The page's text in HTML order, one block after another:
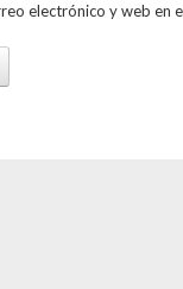
electrónico y web en